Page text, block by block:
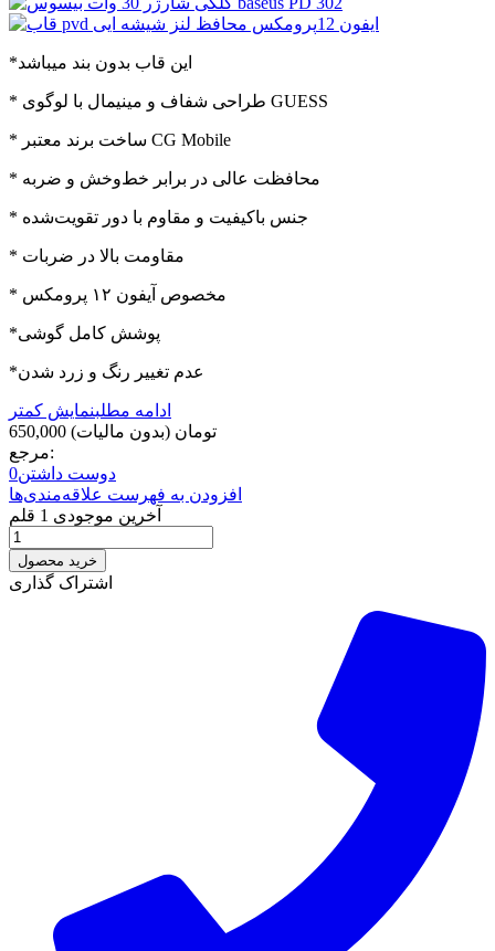
*این قاب بدون بند میباشد
* طراحی شفاف و مینیمال با لوگوی GUESS
* ساخت برند معتبر CG Mobile
* محافظت عالی در برابر خط‌و‌خش و ضربه
* جنس باکیفیت و مقاوم با دور تقویت‌شده
* مقاومت بالا در ضربات
* مخصوص آیفون ۱۲ پرومکس
*پوشش کامل گوشی
*عدم تغییر رنگ و زرد شدن
ادامه مطلبنمایش کمتر
650,000 تومان (بدون مالیات)
مرجع:
دوست داشتن0
افزودن به فهرست علاقه‌مندی‌ها
آخرین موجودی 1 قلم
خرید محصول
اشتراک گذاری